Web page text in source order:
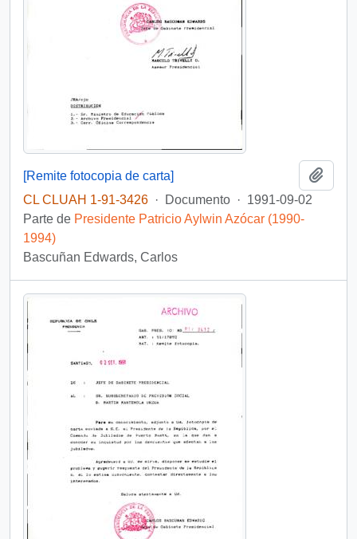
[Remite fotocopia de carta]
CL CLUAH 1-91-3426 · Documento · 1991-09-02
Parte de Presidente Patricio Aylwin Azócar (1990-
1994)
Bascuñan Edwards, Carlos